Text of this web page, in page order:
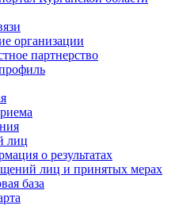
организации
партнерство
лиц
о результатах
лиц и принятых мерах
база